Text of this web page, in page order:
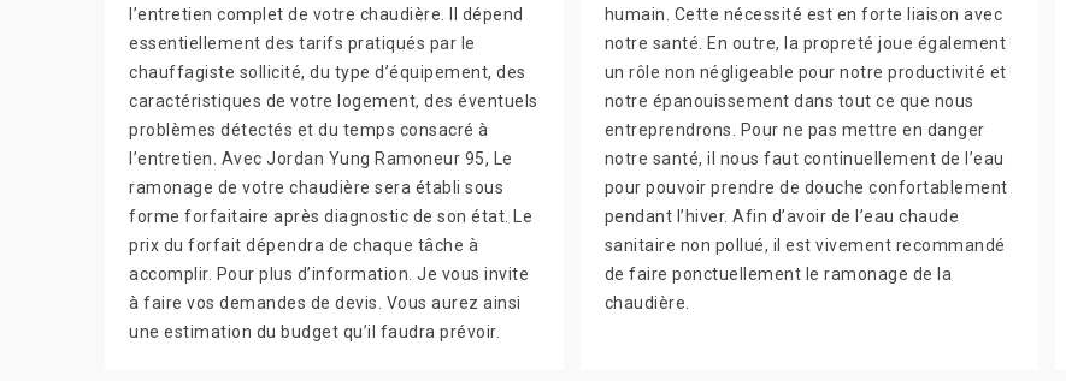
l’entretien complet de votre chaudière. Il dépend
essentiellement des tarifs pratiqués par le
chauffagiste sollicité, du type d’équipement, des
caractéristiques de votre logement, des éventuels
problèmes détectés et du temps consacré à
l’entretien. Avec Jordan Yung Ramoneur 95, Le
ramonage de votre chaudière sera établi sous
forme forfaitaire après diagnostic de son état. Le
prix du forfait dépendra de chaque tâche à
accomplir. Pour plus d’information. Je vous invite
à faire vos demandes de devis. Vous aurez ainsi
une estimation du budget qu’il faudra prévoir.
humain. Cette nécessité est en forte liaison avec
notre santé. En outre, la propreté joue également
un rôle non négligeable pour notre productivité et
notre épanouissement dans tout ce que nous
entreprendrons. Pour ne pas mettre en danger
notre santé, il nous faut continuellement de l’eau
pour pouvoir prendre de douche confortablement
pendant l’hiver. Afin d’avoir de l’eau chaude
sanitaire non pollué, il est vivement recommandé
de faire ponctuellement le ramonage de la
chaudière.